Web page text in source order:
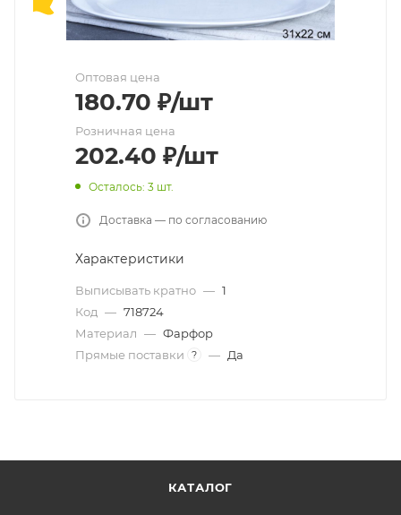
Оптовая цена
180.70 ₽/шт
Розничная цена
202.40 ₽/шт
Осталось: 3 шт.
Доставка — по согласованию
Характеристики
Выписывать кратно — 1
Код — 718724
Материал — Фарфор
Прямые поставки
? — Да
КАТАЛОГ